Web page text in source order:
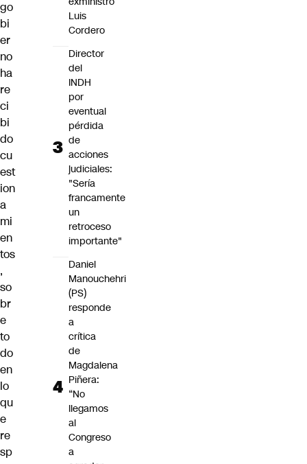
go
bi
er
no
ha
re
ci
bi
do
cu
est
ion
a
mi
en
tos
,
so
br
e
to
do
en
lo
qu
e
re
sp
Luis
Cordero
Director
del
INDH
por
eventual
pérdida
de
acciones
judiciales:
"Sería
francamente
un
retroceso
importante"
Daniel
Manouchehri
(PS)
responde
a
crítica
de
Magdalena
Piñera:
“No
llegamos
al
Congreso
a